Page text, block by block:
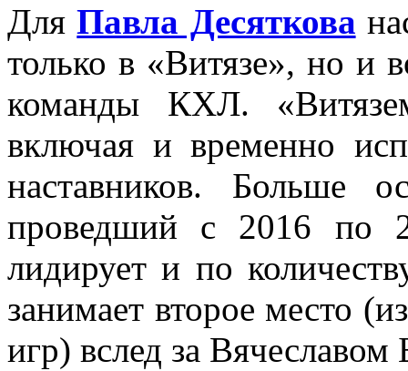
ДляПавла Десяткова
только в «Витязе», но и
команды КХЛ.
включая и временно
наставников. Больше
проведший с 2016 по
лидирует и по
занимает второе место
игр) вслед за